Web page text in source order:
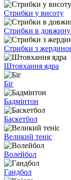
Стрибки у висоту
Стрибки в довжину
Стрибки з
Штовхання ядра
Біг
Бадмінтон
Баскетбол
Великий теніс
Волейбол
Гандбол